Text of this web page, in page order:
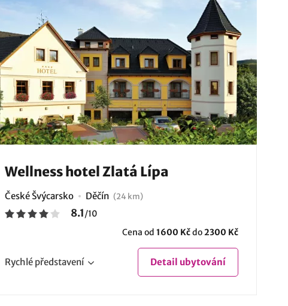
Wellness hotel Zlatá Lípa
České Švýcarsko Děčín (24 km)
8.1/10
Cena od 1600 Kčdo2300 Kč
Rychlé představení Detail ubytování